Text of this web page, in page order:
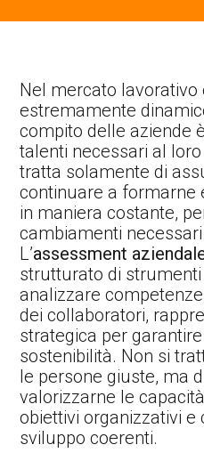
Nel mercato lavorativo
estremamente
compito delle aziende
talenti necessari al
tratta solamente di
continuare a formarne
in maniera costante,
cambiamenti necessari
L’assessment
strutturato di
analizzare
dei collaboratori,
strategica per
sostenibilità. Non si
le persone giuste, ma
valorizzarne le
obiettivi organizzativi e
sviluppo coerenti.